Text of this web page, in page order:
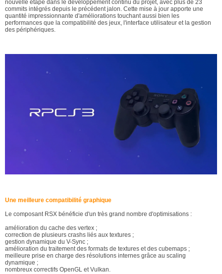
nouvelle étape dans le développement continu du projet, avec plus de 23
commits intégrés depuis le précédent jalon. Cette mise à jour apporte une
quantité impressionnante d'améliorations touchant aussi bien les
performances que la compatibilité des jeux, l'interface utilisateur et la gestion
des périphériques.
Une meilleure compatibilité graphique
Le composant RSX bénéficie d'un très grand nombre d'optimisations :
amélioration du cache des vertex ;
correction de plusieurs crashs liés aux textures ;
gestion dynamique du V-Sync ;
amélioration du traitement des formats de textures et des cubemaps ;
meilleure prise en charge des résolutions internes grâce au scaling
dynamique ;
nombreux correctifs OpenGL et Vulkan.